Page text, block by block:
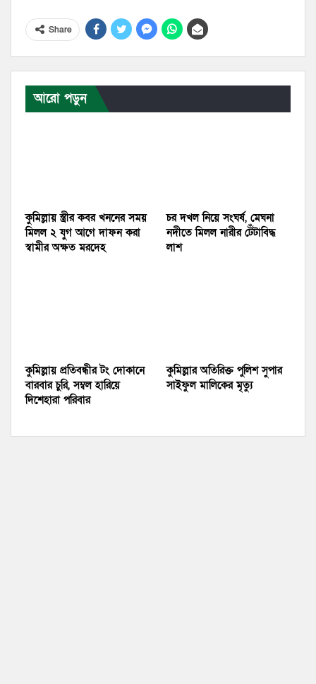
Share
আরো পড়ুন
কুমিল্লায় স্ত্রীর কবর খননের সময়
মিলল ২ যুগ আগে দাফন করা
স্বামীর অক্ষত মরদেহ
চর দখল নিয়ে সংঘর্ষ, মেঘনা
নদীতে মিলল নারীর টেঁটাবিদ্ধ
লাশ
কুমিল্লায় প্রতিবন্ধীর টং দোকানে
বারবার চুরি, সম্বল হারিয়ে
দিশেহারা পরিবার
কুমিল্লার অতিরিক্ত পুলিশ সুপার
সাইফুল মালিকের মৃত্যু